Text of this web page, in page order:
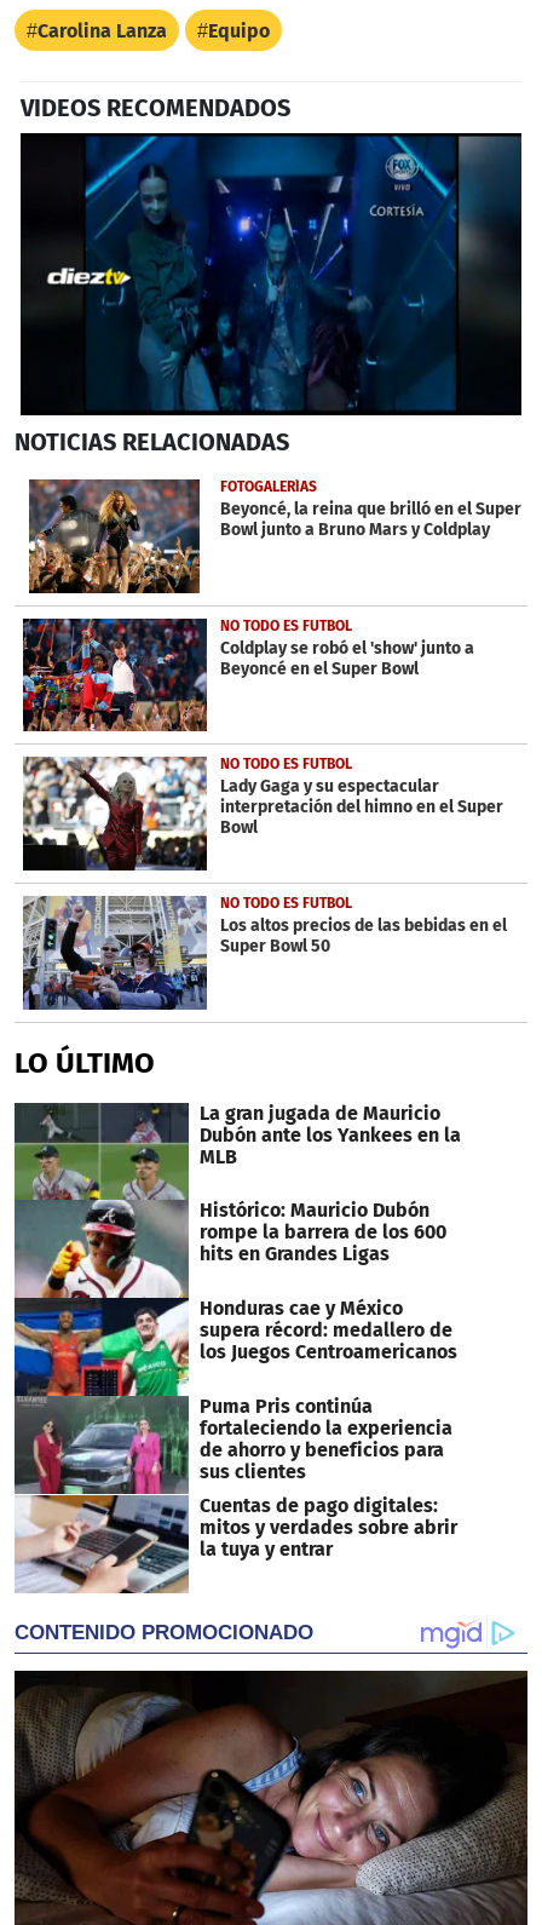
Carolina Lanza Equipo
VIDEOS RECOMENDADOS
seconds
3
minutes,
8
seconds
NOTICIAS RELACIONADAS
FOTOGALERÍAS
Beyoncé, la reina que brilló en el Super
Bowl junto a Bruno Mars y Coldplay
NO TODO ES FUTBOL
Coldplay se robó el 'show' junto a
Beyoncé en el Super Bowl
NO TODO ES FUTBOL
Lady Gaga y su espectacular
interpretación del himno en el Super
Bowl
NO TODO ES FUTBOL
Los altos precios de las bebidas en el
Super Bowl 50
LO ÚLTIMO
La gran jugada de Mauricio
Dubón ante los Yankees en la
MLB
Histórico: Mauricio Dubón
rompe la barrera de los 600
hits en Grandes Ligas
Honduras cae y México
supera récord: medallero de
los Juegos Centroamericanos
Puma Pris continúa
fortaleciendo la experiencia
de ahorro y beneficios para
sus clientes
Cuentas de pago digitales:
mitos y verdades sobre abrir
la tuya y entrar